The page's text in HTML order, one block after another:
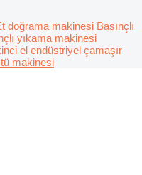
doğrama makinesi Basınçlı
yıkama makinesi
el endüstriyel çamaşır
makinesi